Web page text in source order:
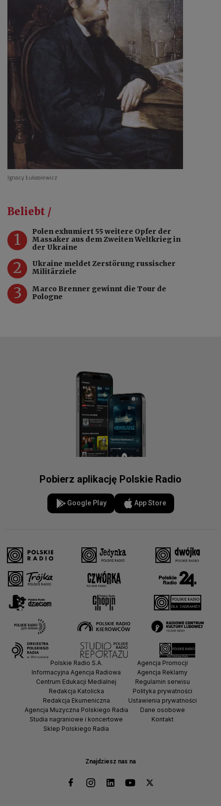
Ignacy Łukasiewicz
Beliebt /
1
Polen exhumiert 55 weitere Opfer der
Massaker aus dem Zweiten Weltkrieg in
der Ukraine
2
Ukraine meldet Zerstörung russischer
Militärziele
3
Marco Brenner gewinnt die Tour de
Pologne
Pobierz aplikację Polskie Radio
Google Play App Store
Znajdziesz nas na
Polskie Radio S.A.
Informacyjna Agencja Radiowa
Centrum Edukacji Medialnej
Redakcja Katolicka
Redakcja Ekumeniczna
Agencja Muzyczna Polskiego Radia
Studia nagraniowe i koncertowe
Sklep Polskiego Radia
Agencja Promocji
Agencja Reklamy
Regulamin serwisu
Polityka prywatności
Ustawienia prywatności
Dane osobowe
Kontakt